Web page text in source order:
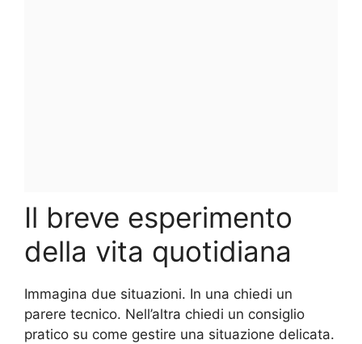
Il breve esperimento
della vita quotidiana
Immagina due situazioni. In una chiedi un
parere tecnico. Nell’altra chiedi un consiglio
pratico su come gestire una situazione delicata.